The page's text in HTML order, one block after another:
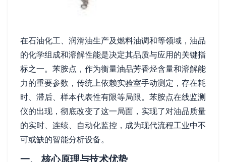
在石油化工、润滑油生产及燃料油调和等领域，油品
的化学组成和溶解性能是决定其品质与应用的关键指
标之一。苯胺点，作为衡量油品芳香烃含量和溶解能
力的重要参数，传统上依赖实验室手动测定，存在耗
时、滞后、样本代表性有限等局限。苯胺点在线监测
仪的出现，彻底改变了这一局面，实现了对油品质量
的实时、连续、自动化监控，成为现代流程工业中不
可或缺的智能分析设备。
一、 核心原理与技术优势